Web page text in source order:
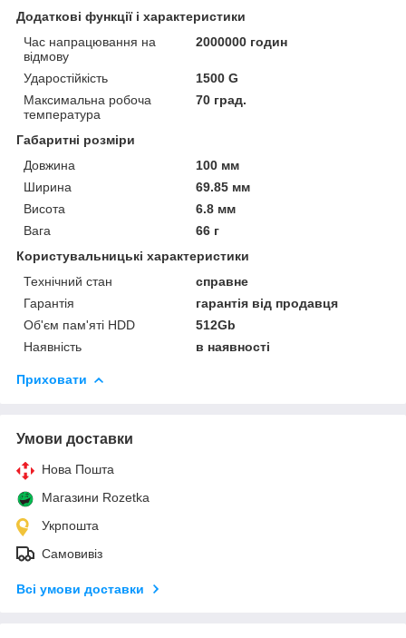
Додаткові функції і характеристики
Час напрацювання на
відмову
2000000 годин
Ударостійкість
1500 G
Максимальна робоча
температура
70 град.
Габаритні розміри
Довжина
100 мм
Ширина
69.85 мм
Висота
6.8 мм
Вага
66 г
Користувальницькі характеристики
Технічний стан
справне
Гарантія
гарантія від продавця
Об'єм пам'яті HDD
512Gb
Наявність
в наявності
Приховати
Умови доставки
Нова Пошта
Магазини Rozetka
Укрпошта
Самовивіз
Всі умови доставки